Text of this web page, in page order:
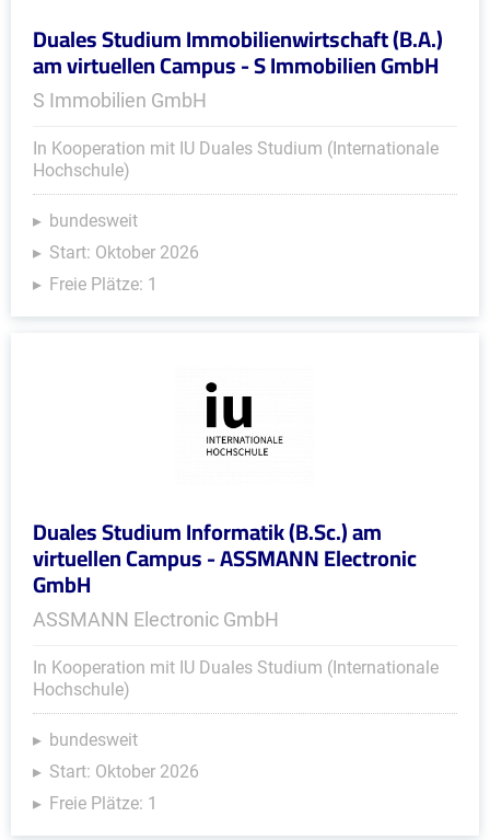
Duales Studium Immobilienwirtschaft (B.A.)
am virtuellen Campus - S Immobilien GmbH
S Immobilien GmbH
In Kooperation mit IU Duales Studium (Internationale
Hochschule)
bundesweit
Start: Oktober 2026
Freie Plätze: 1
Duales Studium Informatik (B.Sc.) am
virtuellen Campus - ASSMANN Electronic
GmbH
ASSMANN Electronic GmbH
In Kooperation mit IU Duales Studium (Internationale
Hochschule)
bundesweit
Start: Oktober 2026
Freie Plätze: 1